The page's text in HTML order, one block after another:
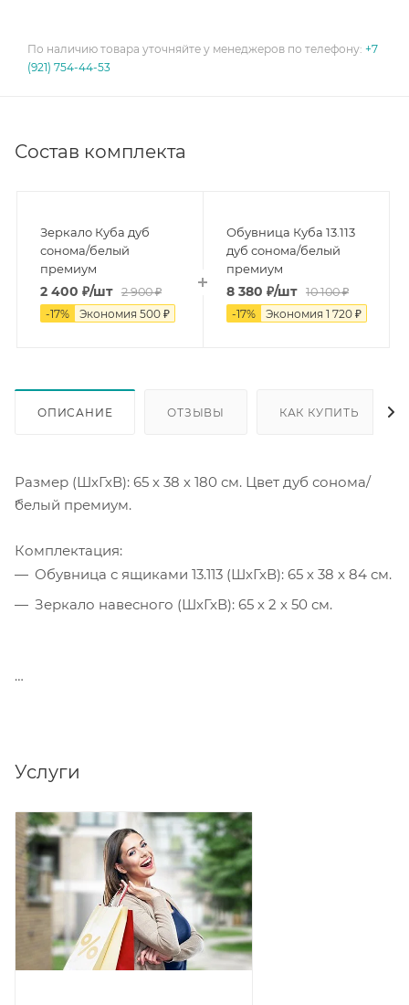
По наличию товара уточняйте у менеджеров по телефону: +7
(921) 754-44-53
Состав комплекта
Зеркало Куба дуб
сонома/белый
премиум
2 400 ₽/шт 2 900₽
-17% Экономия 500₽
Обувница Куба 13.113
дуб сонома/белый
премиум
8 380 ₽/шт 10 100₽
-17% Экономия 1 720 ₽
ОПИСАНИЕ ОТЗЫВЫ КАК КУПИТЬ
Размер (ШхГхВ): 65 х 38 х 180 см. Цвет дуб сонома/
белый премиум.
Комплектация:
Обувница с ящиками 13.113 (ШхГхВ): 65 х 38 х 84 см.
Зеркало навесного (ШхГхВ): 65 х 2 х 50 см.
Услуги